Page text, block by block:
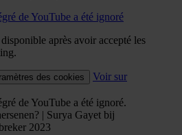
de YouTube a été ignoré
après avoir accepté les
des cookies
Voir sur
de YouTube a été ignoré.
| Surya Gayet bij
2023